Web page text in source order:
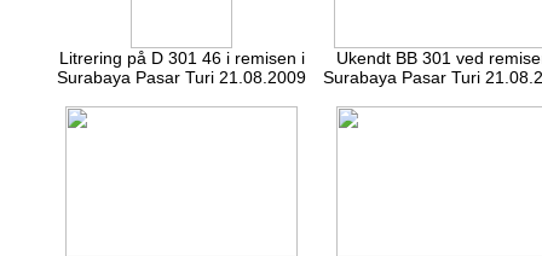
Litrering på D 301 46 i remisen i
Surabaya Pasar Turi 21.08.2009
Ukendt BB 301 ved
Surabaya Pasar Turi